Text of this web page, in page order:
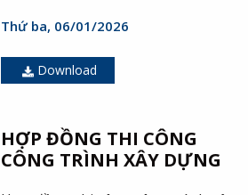
phải trả tiền dịch vụ sửa chữa
cho bên cung ứng dịch vụ sửa
chữa
Thứ ba, 06/01/2026
Download
HỢP ĐỒNG THI CÔNG
CÔNG TRÌNH XÂY DỰNG